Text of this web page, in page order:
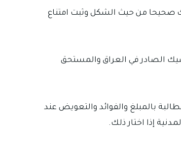
صحيحا من حيث الشكل وثبت امتناع
التجارة العراقي رقم 30 لسنة 1984 وقد نصت المادة 140 منه على أن الشيك الصادر في العراق والمستحق
بالمبلغ والفوائد والتعويض عند